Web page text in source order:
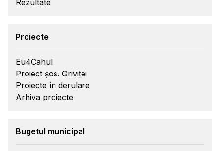
Rezultate
Proiecte
Eu4Cahul
Proiect șos. Griviței
Proiecte în derulare
Arhiva proiecte
Bugetul municipal